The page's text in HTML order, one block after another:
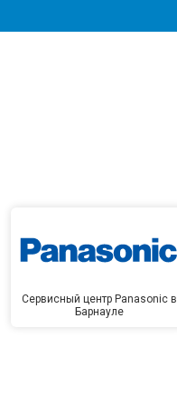
Сервисный центр Panasonic в
Барнауле